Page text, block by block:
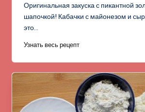
Оригинальная закуска с пикантной
шапочкой! Кабачки с майонезом и
это…
Узнать весь рецепт